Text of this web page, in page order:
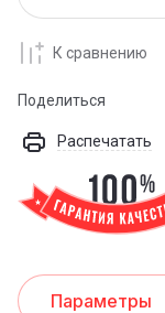
К сравнению
Поделиться
Распечатать
Параметры